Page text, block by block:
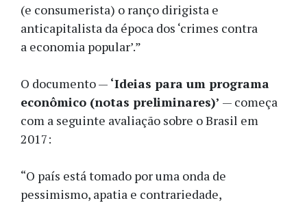
(e consumerista) o ranço dirigista e
anticapitalista da época dos ‘crimes contra
a economia popular’.”
O documento — ‘Ideias para um programa
econômico (notas preliminares)’ — começa
com a seguinte avaliação sobre o Brasil em
2017:
“O país está tomado por uma onda de
pessimismo, apatia e contrariedade,